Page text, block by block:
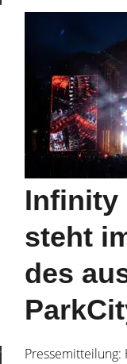
Infinity
steht
des
Pressemitteilung: